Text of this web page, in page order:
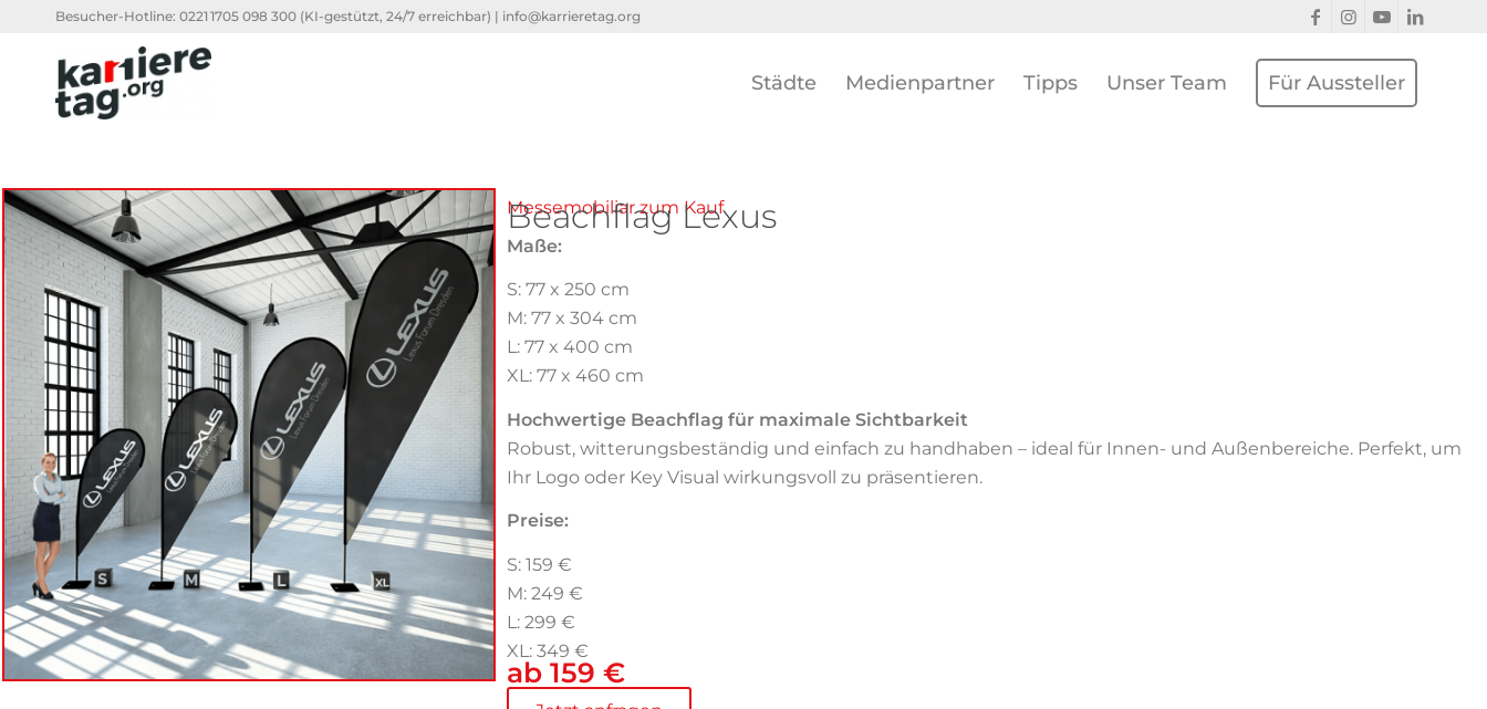
Besucher-Hotline: 0221 1705 098 300 (KI-gestützt, 24/7 erreichbar) | info@karrieretag.org
Städte Medienpartner Tipps Unser Team Für Aussteller
Messemobiliar zum Kauf
Beachflag Lexus
Maße:
S: 77 x 250 cm
M: 77 x 304 cm
L: 77 x 400 cm
XL: 77 x 460 cm
Hochwertige Beachflag für maximale Sichtbarkeit
Robust, witterungsbeständig und einfach zu handhaben – ideal für Innen- und Außenbereiche. Perfekt, um
Ihr Logo oder Key Visual wirkungsvoll zu präsentieren.
Preise:
S: 159 €
M: 249 €
L: 299 €
XL: 349 €
ab 159 €